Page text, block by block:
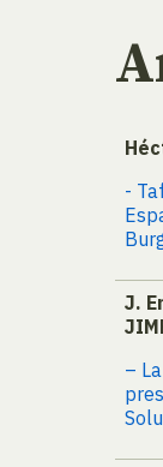
-
J.
–